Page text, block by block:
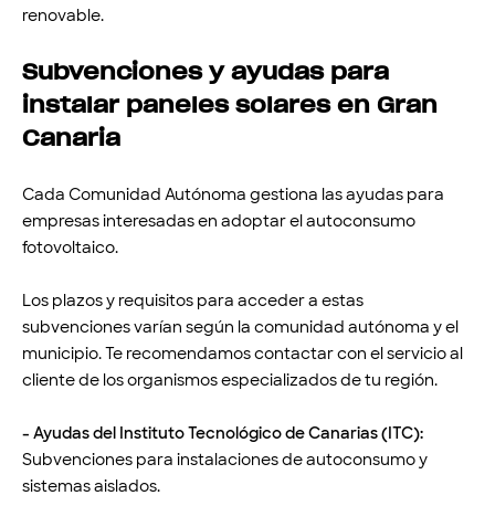
renovable.
Subvenciones y ayudas para
instalar paneles solares en Gran
Canaria
Cada Comunidad Autónoma gestiona las ayudas para
empresas interesadas en adoptar el autoconsumo
fotovoltaico.
Los plazos y requisitos para acceder a estas
subvenciones varían según la comunidad autónoma y el
municipio. Te recomendamos contactar con el servicio al
cliente de los organismos especializados de tu región.
- Ayudas del Instituto Tecnológico de Canarias (ITC):
Subvenciones para instalaciones de autoconsumo y
sistemas aislados.